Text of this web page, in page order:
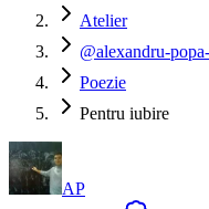
Atelier
@alexandru-
Poezie
Pentru iubire
AP